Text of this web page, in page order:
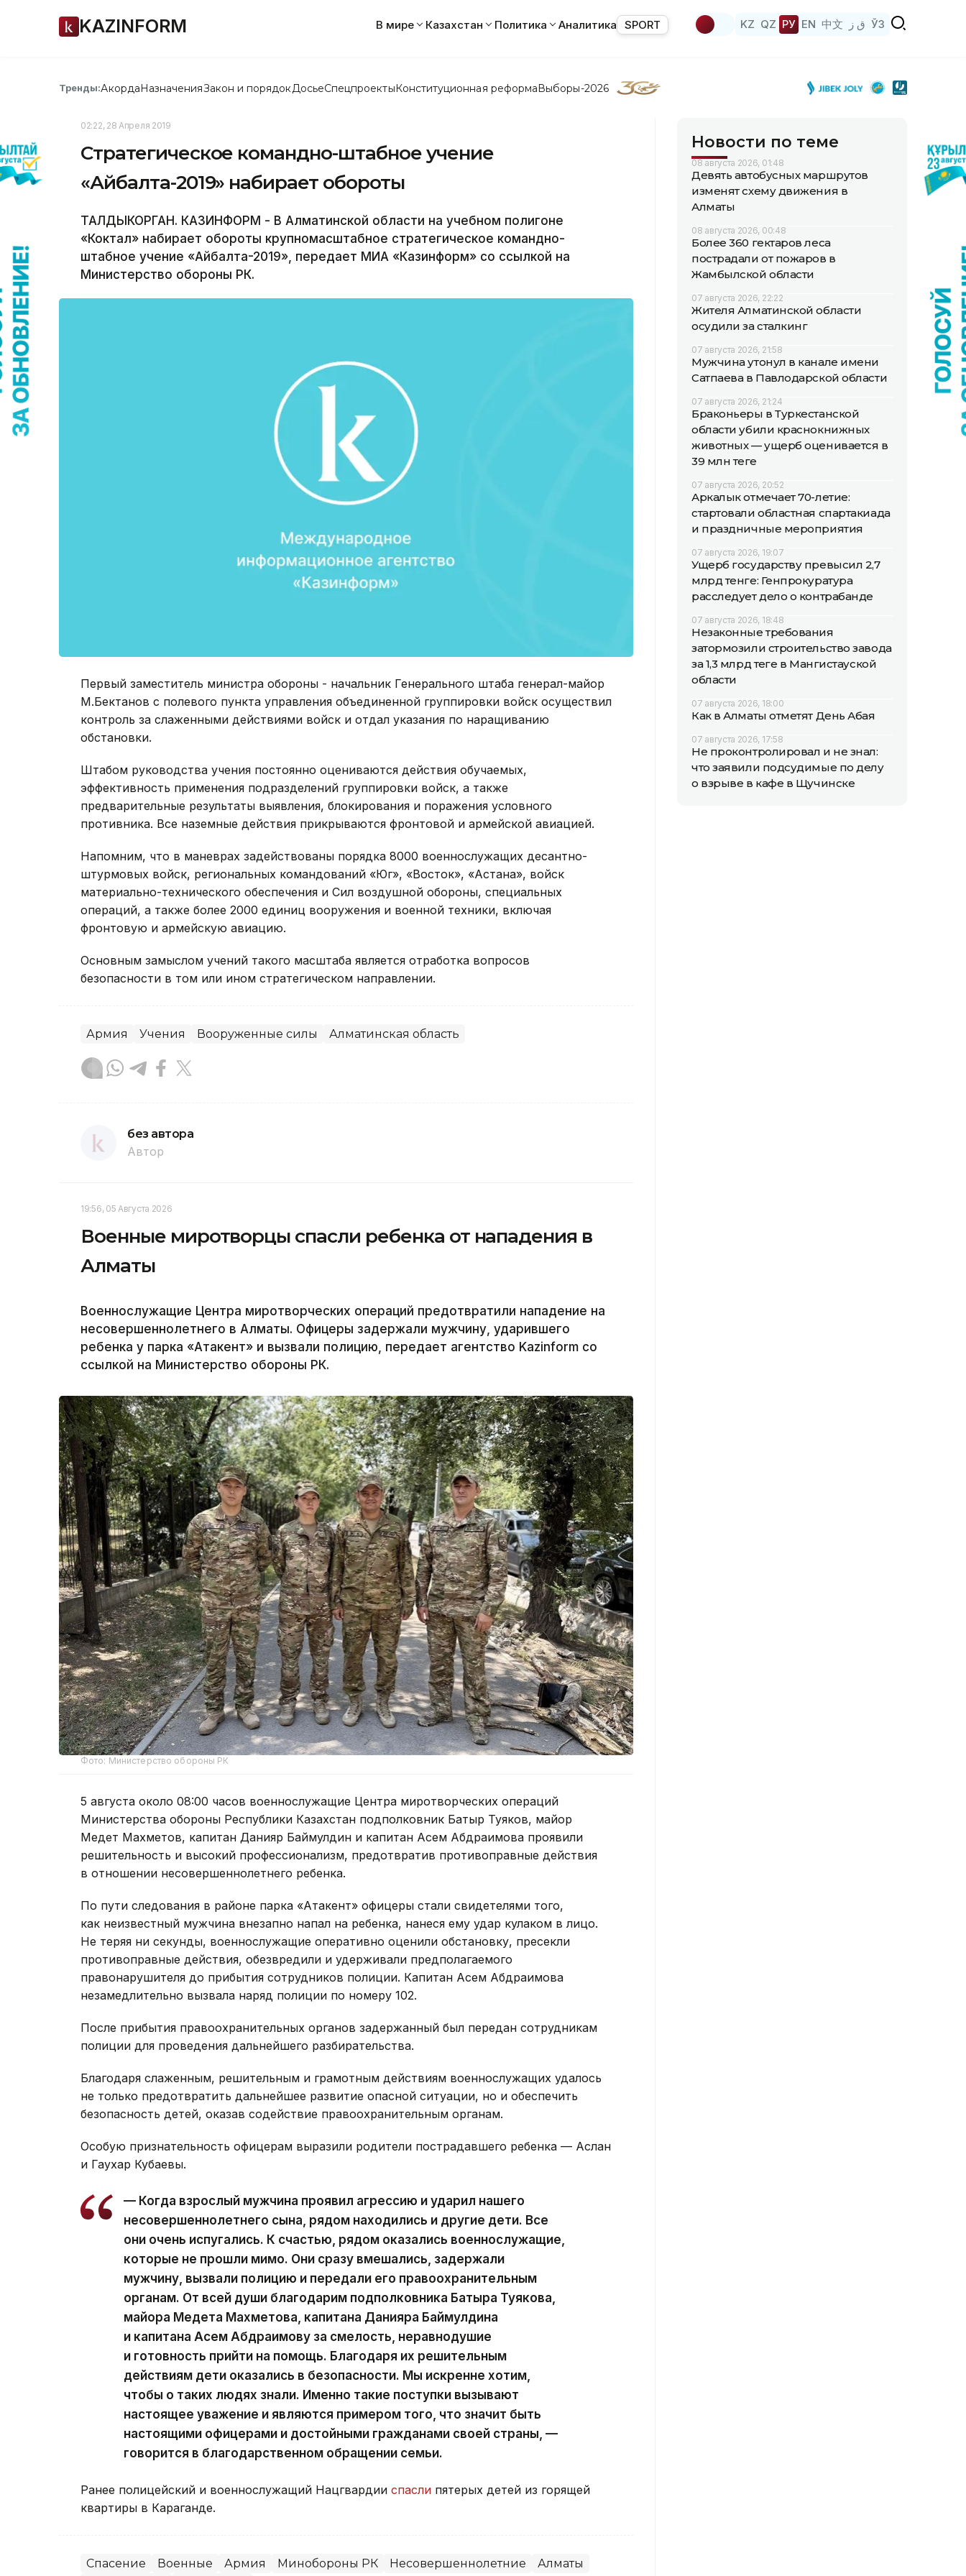
KAZINFORM В мире Казахстан Политика Аналитика SPORT KZ QZ РУ EN 中文 ق ز ЎЗ
Тренды:АкордаНазначенияЗакон и порядок ДосьеСпецпроектыКонституционная реформаВыборы-2026
02:22, 28 Апреля 2019
Стратегическое командно-штабное учение
«Айбалта-2019» набирает обороты
ТАЛДЫКОРГАН. КАЗИНФОРМ - В Алматинской области на учебном полигоне
«Коктал» набирает обороты крупномасштабное стратегическое командно-
штабное учение «Айбалта-2019», передает МИА «Казинформ» со ссылкой на
Министерство обороны РК.
Первый заместитель министра обороны - начальник Генерального штаба генерал-майор
М.Бектанов с полевого пункта управления объединенной группировки войск осуществил
контроль за слаженными действиями войск и отдал указания по наращиванию
обстановки.
Штабом руководства учения постоянно оцениваются действия обучаемых,
эффективность применения подразделений группировки войск, а также
предварительные результаты выявления, блокирования и поражения условного
противника. Все наземные действия прикрываются фронтовой и армейской авиацией.
Напомним, что в маневрах задействованы порядка 8000 военнослужащих десантно-
штурмовых войск, региональных командований «Юг», «Восток», «Астана», войск
материально-технического обеспечения и Сил воздушной обороны, специальных
операций, а также более 2000 единиц вооружения и военной техники, включая
фронтовую и армейскую авиацию.
Основным замыслом учений такого масштаба является отработка вопросов
безопасности в том или ином стратегическом направлении.
Армия Учения Вооруженные силы Алматинская область
без автора
Автор
19:56, 05 Августа 2026
Военные миротворцы спасли ребенка от нападения в
Алматы
Военнослужащие Центра миротворческих операций предотвратили нападение на
несовершеннолетнего в Алматы. Офицеры задержали мужчину, ударившего
ребенка у парка «Атакент» и вызвали полицию, передает агентство Kazinform со
ссылкой на Министерство обороны РК.
Фото: Министерство обороны РК
5 августа около 08:00 часов военнослужащие Центра миротворческих операций
Министерства обороны Республики Казахстан подполковник Батыр Туяков, майор
Медет Махметов, капитан Данияр Баймулдин и капитан Асем Абдраимова проявили
решительность и высокий профессионализм, предотвратив противоправные действия
в отношении несовершеннолетнего ребенка.
По пути следования в районе парка «Атакент» офицеры стали свидетелями того,
как неизвестный мужчина внезапно напал на ребенка, нанеся ему удар кулаком в лицо.
Не теряя ни секунды, военнослужащие оперативно оценили обстановку, пресекли
противоправные действия, обезвредили и удерживали предполагаемого
правонарушителя до прибытия сотрудников полиции. Капитан Асем Абдраимова
незамедлительно вызвала наряд полиции по номеру 102.
После прибытия правоохранительных органов задержанный был передан сотрудникам
полиции для проведения дальнейшего разбирательства.
Благодаря слаженным, решительным и грамотным действиям военнослужащих удалось
не только предотвратить дальнейшее развитие опасной ситуации, но и обеспечить
безопасность детей, оказав содействие правоохранительным органам.
Особую признательность офицерам выразили родители пострадавшего ребенка — Аслан
и Гаухар Кубаевы.
— Когда взрослый мужчина проявил агрессию и ударил нашего
несовершеннолетнего сына, рядом находились и другие дети. Все
они очень испугались. К счастью, рядом оказались военнослужащие,
которые не прошли мимо. Они сразу вмешались, задержали
мужчину, вызвали полицию и передали его правоохранительным
органам. От всей души благодарим подполковника Батыра Туякова,
майора Медета Махметова, капитана Данияра Баймулдина
и капитана Асем Абдраимову за смелость, неравнодушие
и готовность прийти на помощь. Благодаря их решительным
действиям дети оказались в безопасности. Мы искренне хотим,
чтобы о таких людях знали. Именно такие поступки вызывают
настоящее уважение и являются примером того, что значит быть
настоящими офицерами и достойными гражданами своей страны, —
говорится в благодарственном обращении семьи.
Ранее полицейский и военнослужащий Нацгвардии спасли пятерых детей из горящей
квартиры в Караганде.
Спасение Военные Армия Минобороны РК Несовершеннолетние
Алматы
Новости по теме
08 августа 2026, 01:48
Девять автобусных маршрутов
изменят схему движения в
Алматы
08 августа 2026, 00:48
Более 360 гектаров леса
пострадали от пожаров в
Жамбылской области
07 августа 2026, 22:22
Жителя Алматинской области
осудили за сталкинг
07 августа 2026, 21:58
Мужчина утонул в канале имени
Сатпаева в Павлодарской области
07 августа 2026, 21:24
Браконьеры в Туркестанской
области убили краснокнижных
животных — ущерб оценивается в
39 млн теңге
07 августа 2026, 20:52
Аркалык отмечает 70-летие:
стартовали областная спартакиада
и праздничные мероприятия
07 августа 2026, 19:07
Ущерб государству превысил 2,7
млрд тенге: Генпрокуратура
расследует дело о контрабанде
07 августа 2026, 18:48
Незаконные требования
затормозили строительство завода
за 1,3 млрд теңге в Мангистауской
области
07 августа 2026, 18:00
Как в Алматы отметят День Абая
07 августа 2026, 17:58
Не проконтролировал и не знал:
что заявили подсудимые по делу
о взрыве в кафе в Щучинске